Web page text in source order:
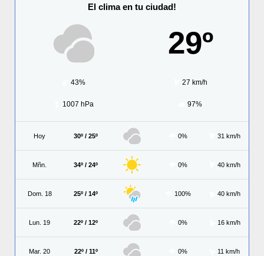
El clima en tu ciudad!
29º
43% 27 km/h
1007 hPa 97%
Hoy 30º / 25º 0% 31 km/h
Mñn. 34º / 24º 0% 40 km/h
Dom. 18 25º / 14º 100% 40 km/h
Lun. 19 22º / 12º 0% 16 km/h
Mar. 20 22º / 11º 0% 11 km/h